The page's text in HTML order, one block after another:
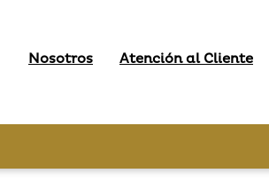
Nosotros Atención al Cliente